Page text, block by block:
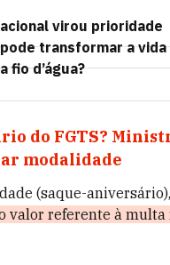
virou prioridade
transformar a
fio d’água?
do FGTS?
modalidade
(saque-aniversário),
valor referente à